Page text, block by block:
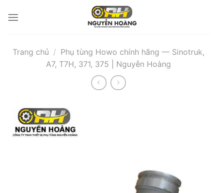
qua
Trang chủ / Phụ tùng Howo chính hãng — Sinotruk,
A7, T7H, 371, 375 | Nguyễn Hoàng